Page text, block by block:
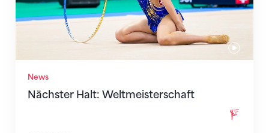
News
Nächster Halt: Weltmeisterschaft